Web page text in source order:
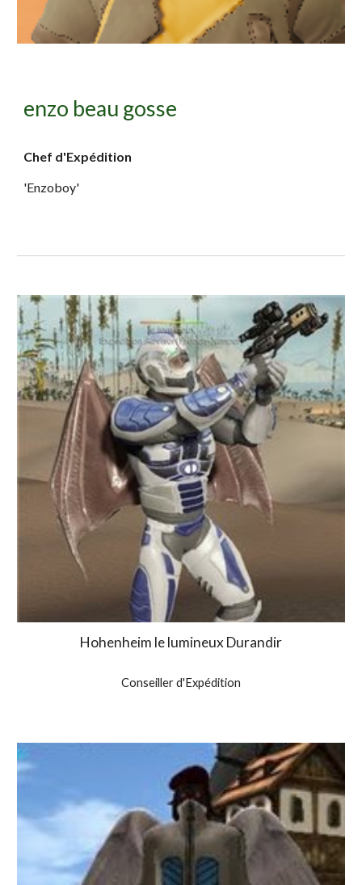
enzo beau gosse
Chef d'Expédition
'Enzoboy'
Hohenheim le lumineux Durandir
Conseiller d'Expédition